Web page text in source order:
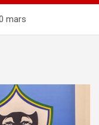
mars